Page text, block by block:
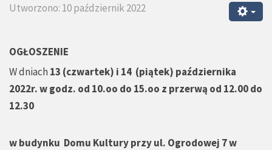
Utworzono: 10 październik 2022
OGŁOSZENIE
W dniach 13 (czwartek) i 14 (piątek) października
2022r. w godz. od 10.oo do 15.oo z przerwą od 12.00 do
12.30
w budynku Domu Kultury przy ul. Ogrodowej 7 w